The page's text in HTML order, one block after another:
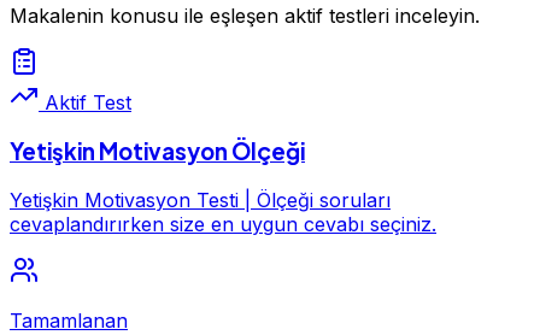
Makalenin konusu ile eşleşen aktif testleri inceleyin.
Aktif Test
Yetişkin Motivasyon Ölçeği
Yetişkin Motivasyon Testi | Ölçeği soruları
cevaplandırırken size en uygun cevabı seçiniz.
Tamamlanan